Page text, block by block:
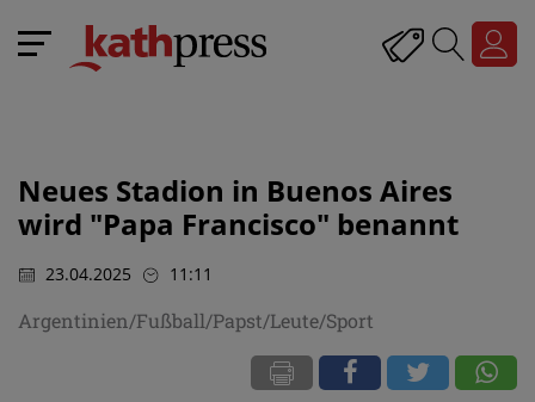
Neues Stadion in Buenos Aires
wird "Papa Francisco" benannt
23.04.2025 11:11
Argentinien/Fußball/Papst/Leute/Sport